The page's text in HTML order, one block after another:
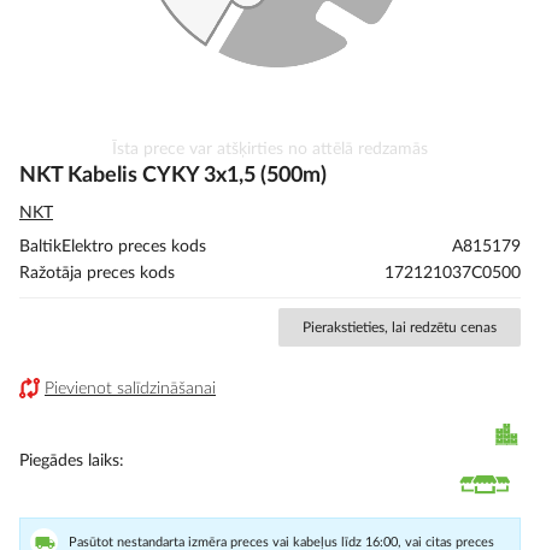
uz
sākumu
Īsta prece var atšķirties no attēlā redzamās
NKT Kabelis CYKY 3x1,5 (500m)
NKT
BaltikElektro preces kods
A815179
Ražotāja preces kods
172121037C0500
Pierakstieties, lai redzētu cenas
Pievienot salīdzināšanai
Piegādes laiks
Pasūtot nestandarta izmēra preces vai kabeļus līdz 16:00, vai citas preces